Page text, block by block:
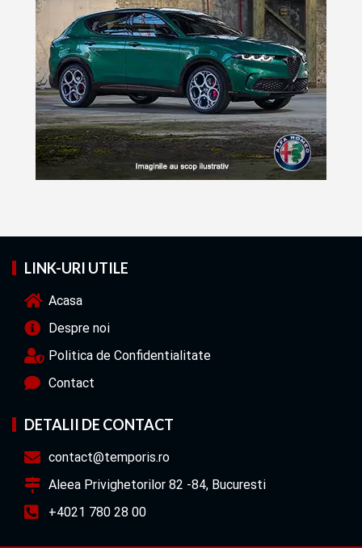
LINK-URI UTILE
Acasa
Despre noi
Politica de Confidentialitate
Contact
DETALII DE CONTACT
contact@temporis.ro
Aleea Privighetorilor 82 -84, Bucuresti
+4021 780 28 00